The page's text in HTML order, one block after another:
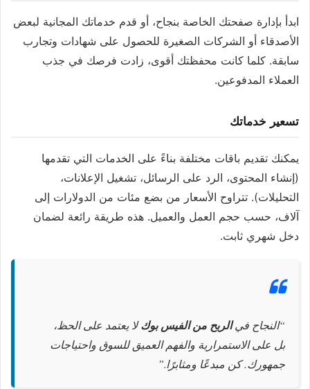
ابدأ بإدارة صفحتك الخاصة بنجاح، أو قدم خدماتك المجانية لبعض
الأصدقاء أو الشركات الصغيرة للحصول على شهادات وتجارب
سابقة. كلما كانت محفظتك أقوى، زادت فرصك في جذب
العملاء المدفوعين.
تسعير خدماتك
يمكنك تقديم باقات مختلفة بناءً على الخدمات التي تقدمها
(إنشاء المحتوى، الرد على الرسائل، تشغيل الإعلانات،
التحليلات). تتراوح الأسعار من بضع مئات من الدولارات إلى
آلاف، حسب حجم العمل والعميل. هذه طريقة رائعة لضمان
دخل شهري ثابت.
“النجاح فيالربح من الفيس بوكلا يعتمد على الحظ،
بل على الاستمرارية والفهم العميق للسوق واحتياجات
جمهورك. كن مبدعًا ومثابرًا.”